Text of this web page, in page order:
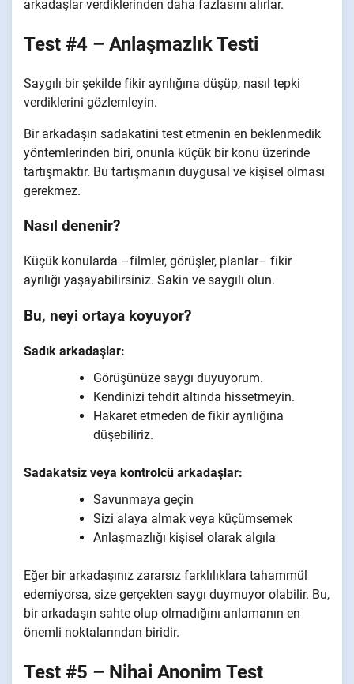
arkadaşlar verdiklerinden daha fazlasını alırlar.
Test #4 – Anlaşmazlık Testi
Saygılı bir şekilde fikir ayrılığına düşüp, nasıl tepki
verdiklerini gözlemleyin.
Bir arkadaşın sadakatini test etmenin en beklenmedik
yöntemlerinden biri, onunla küçük bir konu üzerinde
tartışmaktır. Bu tartışmanın duygusal ve kişisel olması
gerekmez.
Nasıl denenir?
Küçük konularda –filmler, görüşler, planlar– fikir
ayrılığı yaşayabilirsiniz. Sakin ve saygılı olun.
Bu, neyi ortaya koyuyor?
Sadık arkadaşlar:
Görüşünüze saygı duyuyorum.
Kendinizi tehdit altında hissetmeyin.
Hakaret etmeden de fikir ayrılığına
düşebiliriz.
Sadakatsiz veya kontrolcü arkadaşlar:
Savunmaya geçin
Sizi alaya almak veya küçümsemek
Anlaşmazlığı kişisel olarak algıla
Eğer bir arkadaşınız zararsız farklılıklara tahammül
edemiyorsa, size gerçekten saygı duymuyor olabilir. Bu,
bir arkadaşın sahte olup olmadığını anlamanın en
önemli noktalarından biridir.
Test #5 – Nihai Anonim Test